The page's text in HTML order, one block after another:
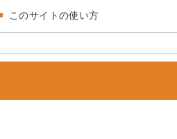
このサイトの使い方